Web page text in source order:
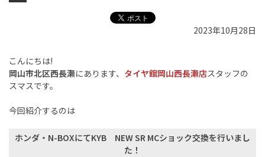
2023年10月28日
こんにちは!
岡山市北区西長瀬にあります、 タイヤ館岡山西長瀬店スタッフの
スマスです。
今回紹介するのは
ホンダ・N-BOXにてKYB NEW SR MCショック交換を行いまし
た！